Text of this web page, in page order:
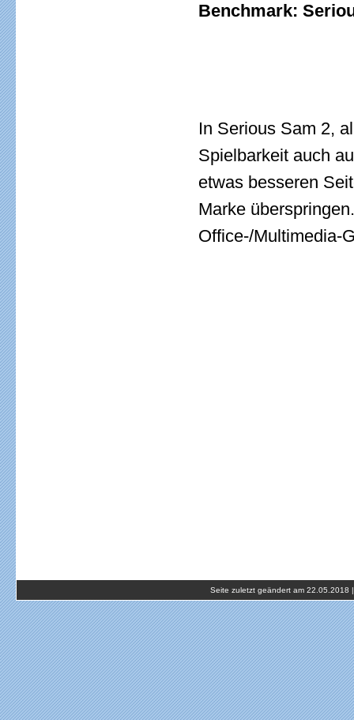
Benchmark:
In Serious Sam 2,
Spielbarkeit auch
etwas besseren
Marke
Office-/Multimedia-
Seite zuletzt geändert am 22.05.2018